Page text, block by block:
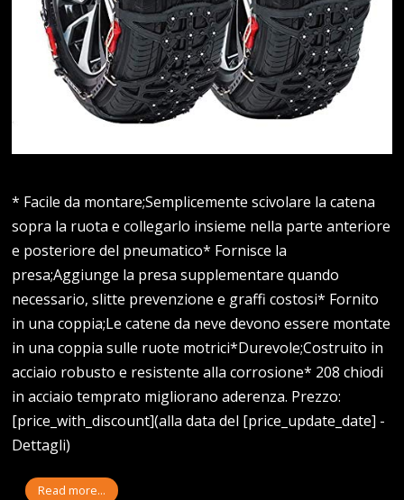
* Facile da montare;Semplicemente scivolare la catena
sopra la ruota e collegarlo insieme nella parte anteriore
e posteriore del pneumatico* Fornisce la
presa;Aggiunge la presa supplementare quando
necessario, slitte prevenzione e graffi costosi* Fornito
in una coppia;Le catene da neve devono essere montate
in una coppia sulle ruote motrici*Durevole;Costruito in
acciaio robusto e resistente alla corrosione* 208 chiodi
in acciaio temprato migliorano aderenza. Prezzo:
[price_with_discount](alla data del [price_update_date] -
Dettagli)
Read more...